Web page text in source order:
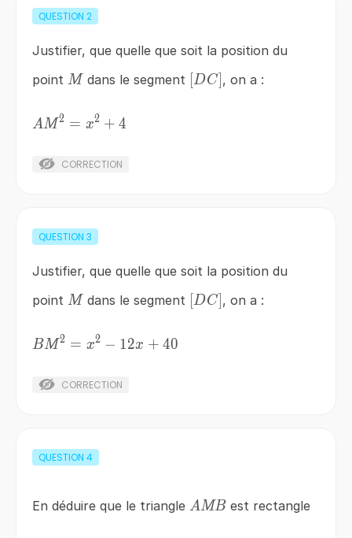
QUESTION 2
Justifier, que quelle que soit la position du
point M
M dans le segment \left[DC\right]
[DC , on a :
AM^{2}
+4
AM2 = x2 + 4
CORRECTION
QUESTION 3
Justifier, que quelle que soit la position du
point M
M dans le segment \left[DC\right]
[DC , on a :
BM^{2}
BM2 = x2 − 12x + 40
CORRECTION
QUESTION 4
En déduire que le triangle AMB
AMBest rectangle